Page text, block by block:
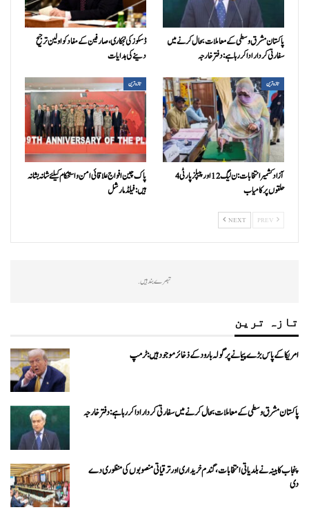
پاکستان مشرق وسطی کے معاملات بحال کرنے میں
سفارتی کردار ادا کررہا ہے: دفتر خارجہ
ڈسکوز کی نجکاری،صارفین کے مفاد کو اولین ترجیح
دینے کی ہدایات
تازہ ترین
آزاد کشمیر انتخابات:ن ليگ 12 اور پیپلزپارٹی 4
حلقوں پر کامیاب
تازہ ترین
پاک چین افواج علاقائی امن و استحکام کیلئے شانہ بشانہ
ہیں: فیلڈ مارشل
NEXT
تبصرے بند ہیں.
تازہ ترین
امریکا کے پاس بڑے پیمانے پر گولہ بارود کے ذخائر موجود ہیں: ٹرمپ
پاکستان مشرق وسطی کے معاملات بحال کرنے میں سفارتی کردار ادا کررہا ہے: دفتر خارجہ
پنجاب کابینہ نے بلدیاتی انتخابات، گندم خریداری اور ترقیاتی منصوبوں کی منظوری دے
دی